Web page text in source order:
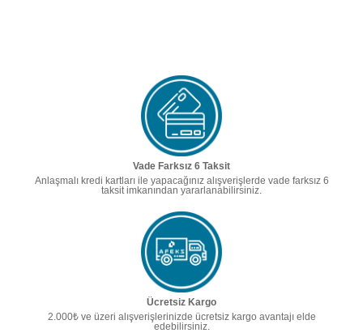
Vade Farksız 6 Taksit
Anlaşmalı kredi kartları ile yapacağınız alışverişlerde vade farksız 6
taksit imkanından yararlanabilirsiniz.
Ücretsiz Kargo
2.000₺ ve üzeri alışverişlerinizde ücretsiz kargo avantajı elde
edebilirsiniz.